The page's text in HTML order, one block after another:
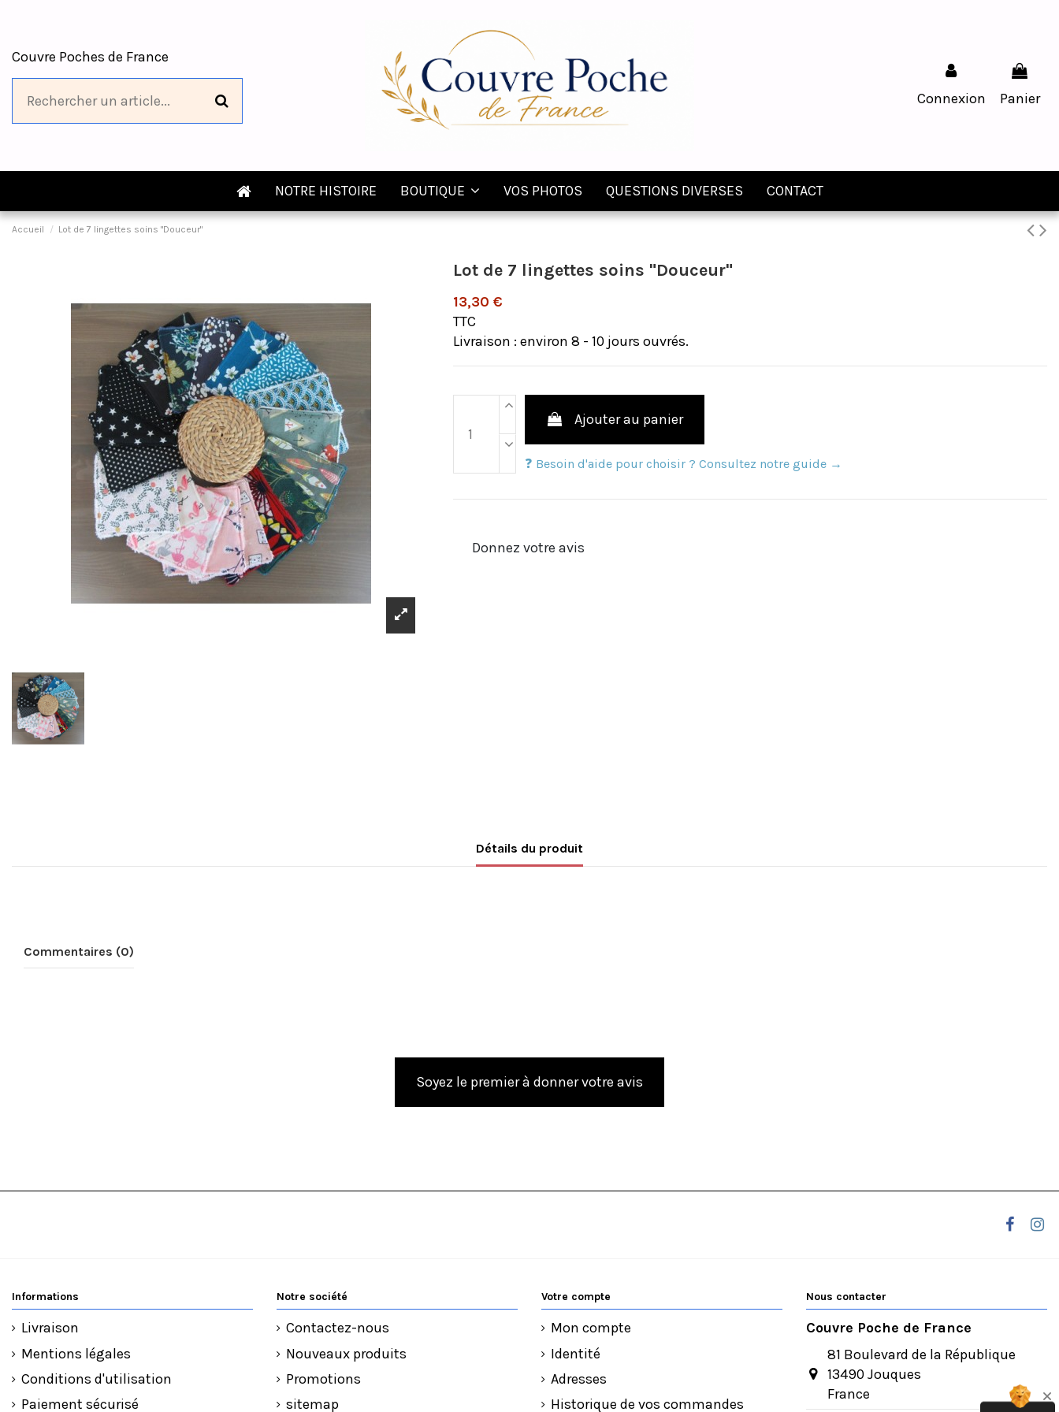
Couvre Poches de France
Connexion Panier
NOTRE HISTOIRE BOUTIQUE VOS PHOTOS QUESTIONS DIVERSES CONTACT
Accueil Lot de 7 lingettes soins "Douceur"
Lot de 7 lingettes soins "Douceur"
13,30 €
TTC
Livraison : environ 8 - 10 jours ouvrés.
Ajouter au panier
❓ Besoin d'aide pour choisir ? Consultez notre guide →
Donnez votre avis
Détails du produit
Commentaires (0)
Soyez le premier à donner votre avis
Informations
Livraison
Mentions légales
Conditions d'utilisation
Paiement sécurisé
Notre société
Contactez-nous
Nouveaux produits
Promotions
sitemap
Votre compte
Mon compte
Identité
Adresses
Historique de vos commandes
Nous contacter
Couvre Poche de France
81 Boulevard de la République
13490 Jouques
France